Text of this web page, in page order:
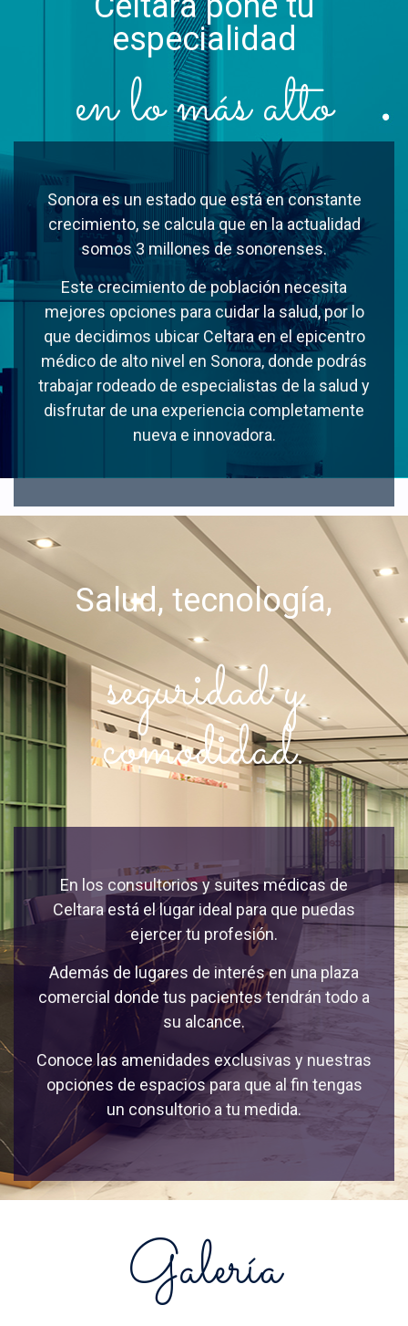
especialidad
en lo más alto
Sonora es un estado que está en constante
crecimiento, se calcula que en la actualidad
somos 3 millones de sonorenses.
Este crecimiento de población necesita
mejores opciones para cuidar la salud, por lo
que decidimos ubicar Celtara en el epicentro
médico de alto nivel en Sonora, donde podrás
trabajar rodeado de especialistas de la salud y
disfrutar de una experiencia completamente
nueva e innovadora.
Salud, tecnología,
seguridad y
comodidad.
En los consultorios y suites médicas de
Celtara está el lugar ideal para que puedas
ejercer tu profesión.
Además de lugares de interés en una plaza
comercial donde tus pacientes tendrán todo a
su alcance.
Conoce las amenidades exclusivas y nuestras
opciones de espacios para que al fin tengas
un consultorio a tu medida.
Galería